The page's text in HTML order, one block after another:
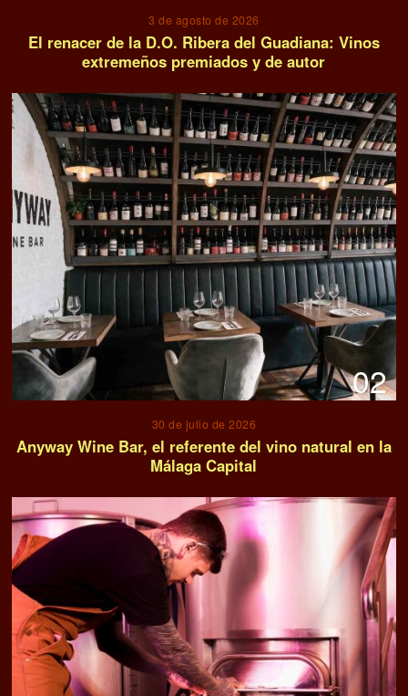
3 de agosto de 2026
El renacer de la D.O. Ribera del Guadiana: Vinos
extremeños premiados y de autor
02
30 de julio de 2026
Anyway Wine Bar, el referente del vino natural en la
Málaga Capital